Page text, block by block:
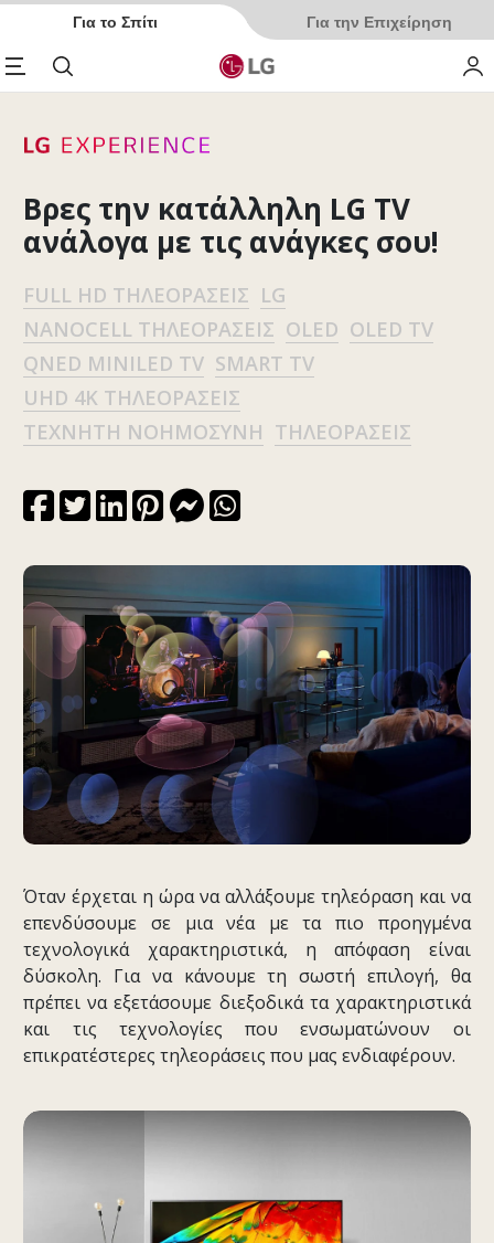
Για το Σπίτι Για την Επιχείρηση
Αναζήτηση My
Βρες την κατάλληλη LG TV
ανάλογα με τις ανάγκες σου!
FULL HD ΤΗΛΕΟΡΆΣΕΙΣ LG
NANOCELL ΤΗΛΕΟΡΆΣΕΙΣ OLED OLED TV
QNED MINILED TV SMART TV
UHD 4K ΤΗΛΕΟΡΆΣΕΙΣ
ΤΕΧΝΗΤΉ ΝΟΗΜΟΣΎΝΗ ΤΗΛΕΟΡΆΣΕΙΣ
Όταν έρχεται η ώρα να αλλάξουμε τηλεόραση και να
επενδύσουμε σε μια νέα με τα πιο προηγμένα
τεχνολογικά χαρακτηριστικά, η απόφαση είναι
δύσκολη. Για να κάνουμε τη σωστή επιλογή, θα
πρέπει να εξετάσουμε διεξοδικά τα χαρακτηριστικά
και τις τεχνολογίες που ενσωματώνουν οι
επικρατέστερες τηλεοράσεις που μας ενδιαφέρουν.